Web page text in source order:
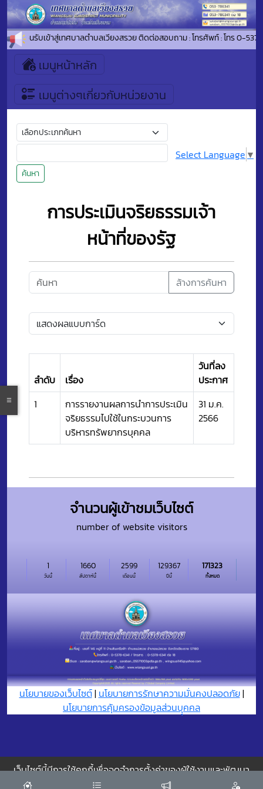
ยินดีต้อนรับเข้าสู่เทศบาลตำบลเวียงสรวย ติดต่อสอบถาม : โทรศัพท์ : โทร 0-
เมนูหน้าหลัก
เมนูต่างๆเกี่ยวกับหน่วยงาน
ค้นหา
Select Language ▼
การประเมินจริยธรรมเจ้า
หน้าที่ของรัฐ
ล้างการค้นหา
ลำดับ เรื่อง
วันที่ลง
ประกาศ
1
การรายงานผลการนำการประเมิน
จริยธรรมไปใช้ในกระบวนการ
บริหารทรัพยากรบุคคล
31 ม.ค.
2566
จำนวนผู้เข้าชมเว็บไซต์
number of website visitors
วันนี้
1
สัปดาห์นี้
1660
เดือนนี้
2599
ปีนี้
129367
ทั้งหมด
171323
นโยบายของเว็บไซต์| นโยบายการรักษาความมั่นคงปลอดภัย|
นโยบายการคุ้มครองข้อมูลส่วนบุุคคล
เว็บไซต์นี้มีการใช้คุกกี้เพื่อจดจำการตั้งค่าของผู้ใช้งานและพัฒนา
ประสบการณ์การใช้งานของคุณให้ดียิ่งขึ้น